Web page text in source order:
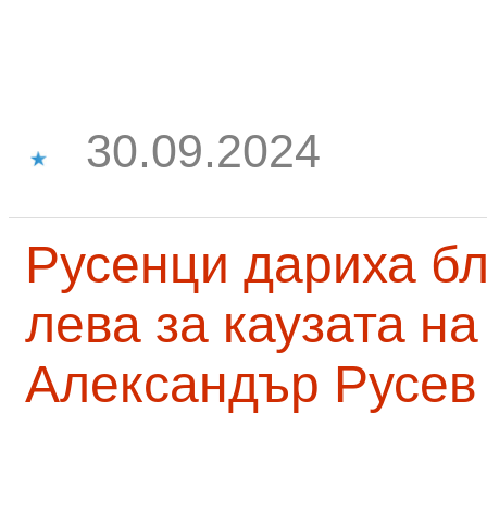
30.09.2024
Русенци дариха
лева за каузата
Александър Русев